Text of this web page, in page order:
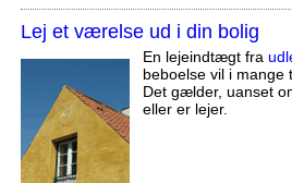
Lej et værelse ud i din bolig
En lejeindtægt fra
beboelse vil i
Det gælder, uanset
eller er lejer.